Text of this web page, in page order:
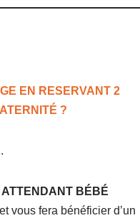
EN RESERVANT 2
?
.
ATTENDANT BÉBÉ
et vous fera bénéficier d’un